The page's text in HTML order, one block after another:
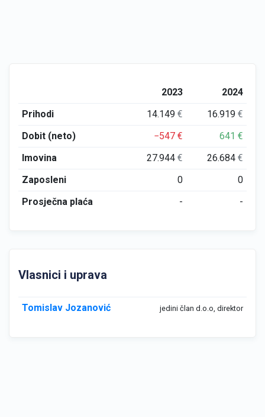
2023
2024
Prihodi
14.149€ 16.919€
Dobit (neto)
−547€ 641€
Imovina
27.944€ 26.684€
Zaposleni
0
0
Prosječna plaća
- -
Vlasnici i uprava
Tomislav Jozanović jedini član d.o.o, direktor